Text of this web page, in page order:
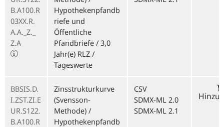
B.A100.R
03XX.R.
A.A._Z._
Z.A
Hypothekenpfandb
riefe und
Öffentliche
Pfandbriefe / 3,0
Jahr(e) RLZ /
Tageswerte
BBSIS.D.
I.ZST.ZI.E
UR.S122.
B.A100.R
Zinsstrukturkurve
(Svensson-
Methode) /
Hypothekenpfandb
CSV
SDMX-ML 2.0
SDMX-ML 2.1